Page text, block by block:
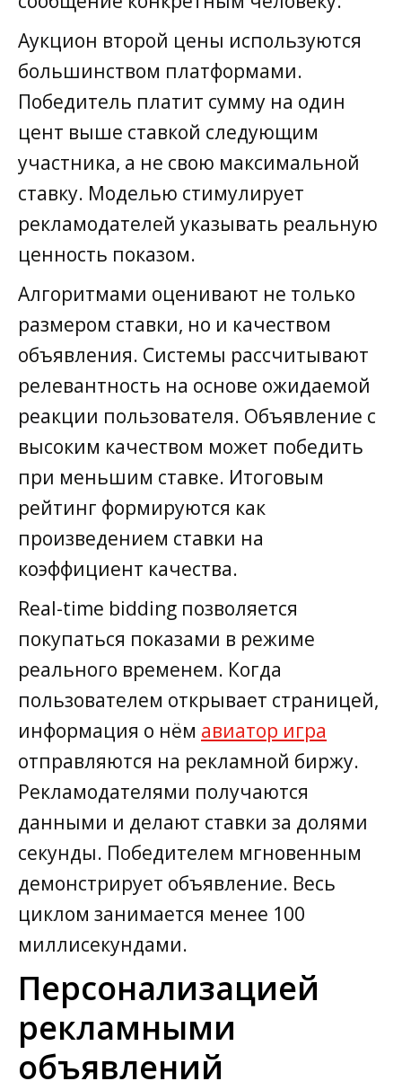
Аукцион второй цены используются
большинством платформами.
Победитель платит сумму на один
цент выше ставкой следующим
участника, а не свою максимальной
ставку. Моделью стимулирует
рекламодателей указывать реальную
ценность показом.
Алгоритмами оценивают не только
размером ставки, но и качеством
объявления. Системы рассчитывают
релевантность на основе ожидаемой
реакции пользователя. Объявление с
высоким качеством может победить
при меньшим ставке. Итоговым
рейтинг формируются как
произведением ставки на
коэффициент качества.
Real-time bidding позволяется
покупаться показами в режиме
реального временем. Когда
пользователем открывает страницей,
информация о нём авиатор игра
отправляются на рекламной биржу.
Рекламодателями получаются
данными и делают ставки за долями
секунды. Победителем мгновенным
демонстрирует объявление. Весь
циклом занимается менее 100
миллисекундами.
Персонализацией
рекламными
объявлений